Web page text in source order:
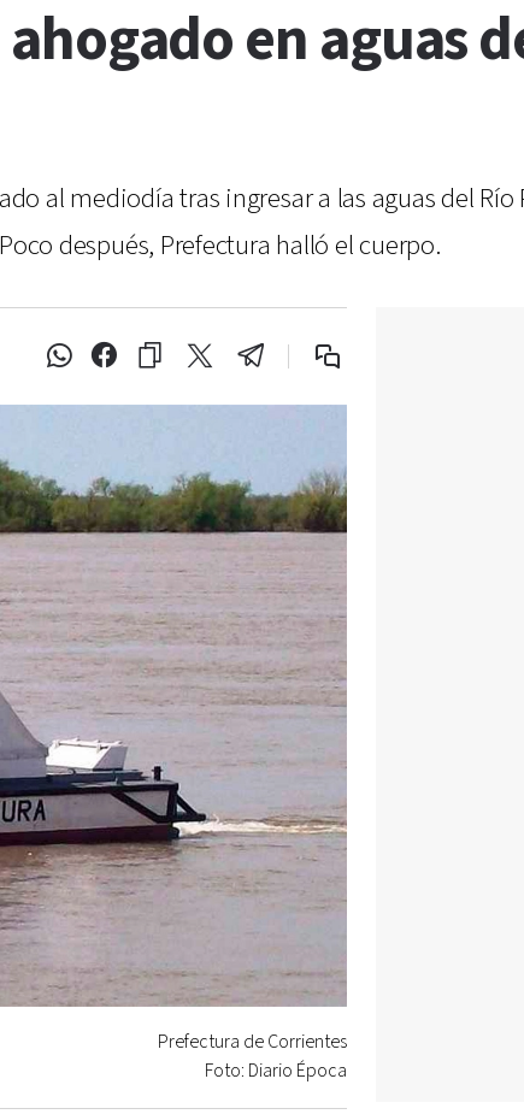
en aguas
al mediodía tras ingresar a las aguas del
después, Prefectura halló el cuerpo.
Prefectura de Corrientes
Foto: Diario Época